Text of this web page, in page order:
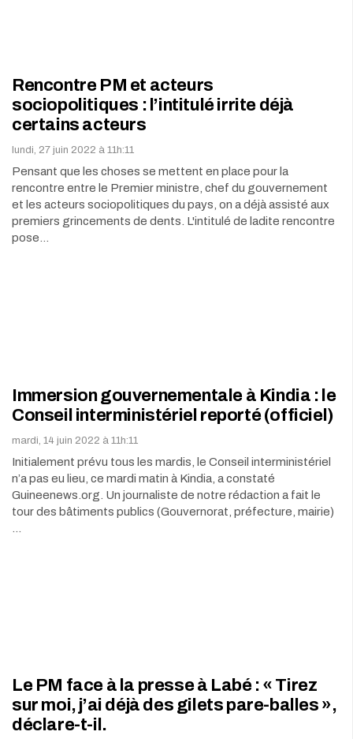
Rencontre PM et acteurs
sociopolitiques : l’intitulé irrite déjà
certains acteurs
lundi, 27 juin 2022 à 11h:11
Pensant que les choses se mettent en place pour la
rencontre entre le Premier ministre, chef du gouvernement
et les acteurs sociopolitiques du pays, on a déjà assisté aux
premiers grincements de dents. L'intitulé de ladite rencontre
pose…
Immersion gouvernementale à Kindia : le
Conseil interministériel reporté (officiel)
mardi, 14 juin 2022 à 11h:11
Initialement prévu tous les mardis, le Conseil interministériel
n’a pas eu lieu, ce mardi matin à Kindia, a constaté
Guineenews.org. Un journaliste de notre rédaction a fait le
tour des bâtiments publics (Gouvernorat, préfecture, mairie)
Le PM face à la presse à Labé : « Tirez
sur moi, j’ai déjà des gilets pare-balles »,
déclare-t-il.